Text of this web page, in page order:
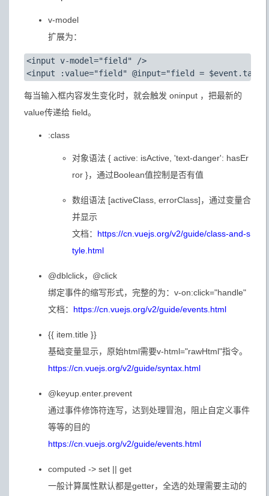
v-model
扩展为：
<input v-model="field" />
每当输入框内容发生变化时，就会触发 oninput ，把最新的
value传递给 field。
:class
对象语法 { active: isActive, 'text-danger': hasEr
ror }，通过Boolean值控制是否有值
数组语法 [activeClass, errorClass]，通过变量合
并显示
文档： https://cn.vuejs.org/v2/guide/class-and-s
tyle.html
@dblclick，@click
绑定事件的缩写形式，完整的为：v-on:click="handle"
文档： https://cn.vuejs.org/v2/guide/events.html
{{ item.title }}
基础变量显示，原始html需要v-html="rawHtml"指令。
https://cn.vuejs.org/v2/guide/syntax.html
@keyup.enter.prevent
通过事件修饰符连写，达到处理冒泡，阻止自定义事件
等等的目的
https://cn.vuejs.org/v2/guide/events.html
computed -> set || get
一般计算属性默认都是getter，全选的处理需要主动的